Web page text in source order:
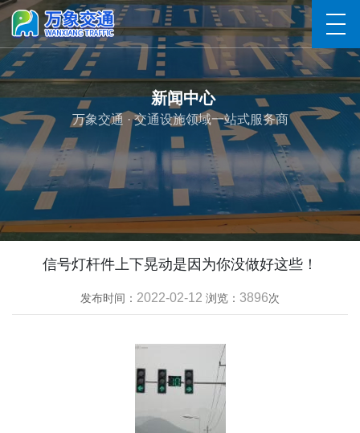
新闻中心
万象交通 · 交通设施领域一站式服务商
信号灯杆件上下晃动是因为你没做好这些！
发布时间： 2022-02-12 浏览： 3896次